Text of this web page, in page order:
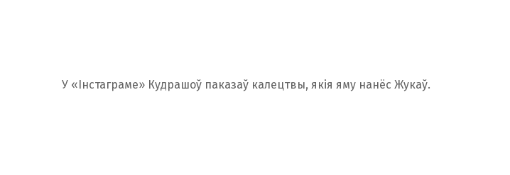
У «Інстаграме» Кудрашоў паказаў калецтвы, якія яму нанёс Жукаў.